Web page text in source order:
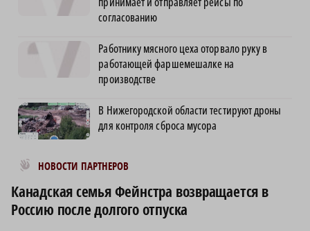
согласованию
Работнику мясного цеха оторвало руку в
работающей фаршемешалке на
производстве
В Нижегородской области тестируют дроны
для контроля сброса мусора
НОВОСТИ ПАРТНЕРОВ
Новости МирТесен
Канадская семья Фейнстра возвращается в
Россию после долгого отпуска